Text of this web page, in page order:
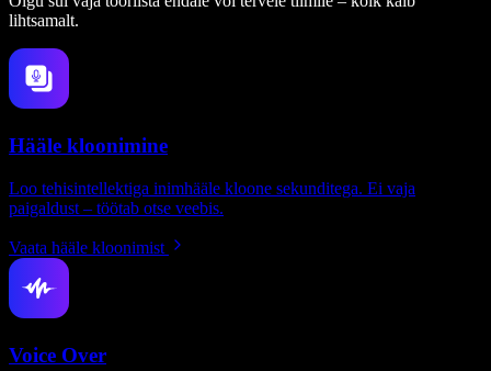
lihtsamalt.
Hääle kloonimine
Loo tehisintellektiga inimhääle kloone sekunditega. Ei vaja
paigaldust – töötab otse veebis.
Vaata hääle kloonimist
Voice Over